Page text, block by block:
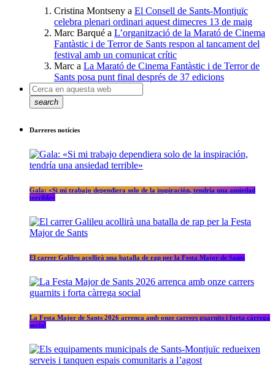
Cristina Montseny a El Consell de Sants-Montjuïc
celebra plenari ordinari aquest dimecres 13 de maig
Marc Barqué a L’organització de la Marató de Cinema
Fantàstic i de Terror de Sants respon al tancament del
festival amb un comunicat crític
Marc a La Marató de Cinema Fantàstic i de Terror de
Sants posa punt final després de 37 edicions
search
Darreres notícies
Gala: «Si mi trabajo dependiera solo de la inspiración, tendría una ansiedad
terrible»
El carrer Galileu acollirà una batalla de rap per la Festa Major de Sants
La Festa Major de Sants 2026 arrenca amb onze carrers guarnits i forta càrrega
social